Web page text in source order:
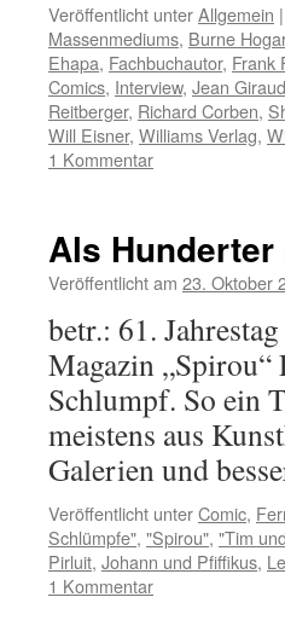
Veröffentlicht unterAllgemein |
Massenmediums, Burne
Ehapa, Fachbuchautor, Frank
Comics, Interview, Jean
Reitberger, Richard Corben,
Will Eisner, Williams Verlag,
1 Kommentar
Als
Veröffentlicht am 23. Oktober
betr.: 61.
Magazin
Schlumpf. So ein
meistens aus
Galerien und
Veröffentlicht unterComic,
Schlümpfe", "Spirou", "Tim
Pirluit, Johann und Pfiffikus,
1 Kommentar